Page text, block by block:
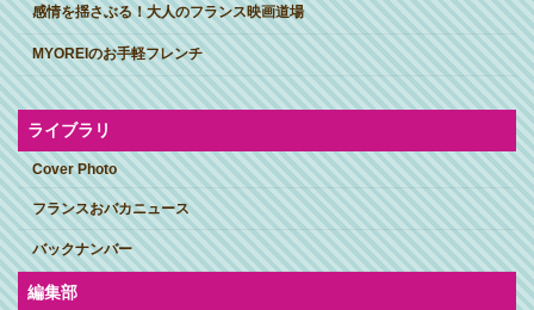
感情を揺さぶる！大人のフランス映画道場
MYOREIのお手軽フレンチ
ライブラリ
Cover Photo
フランスおバカニュース
バックナンバー
編集部